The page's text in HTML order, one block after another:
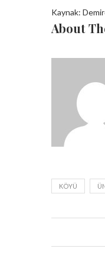
Kaynak:
About
KÖYÜ